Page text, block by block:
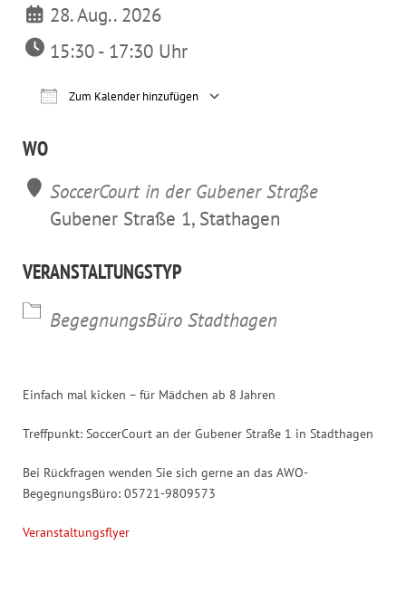
28. Aug.. 2026
15:30 - 17:30 Uhr
Zum Kalender hinzufügen
WO
SoccerCourt in der Gubener Straße
Gubener Straße 1, Stathagen
VERANSTALTUNGSTYP
BegegnungsBüro Stadthagen
Einfach mal kicken – für Mädchen ab 8 Jahren
Treffpunkt: SoccerCourt an der Gubener Straße 1 in Stadthagen
Bei Rückfragen wenden Sie sich gerne an das AWO-
BegegnungsBüro: 05721-9809573
Veranstaltungsflyer